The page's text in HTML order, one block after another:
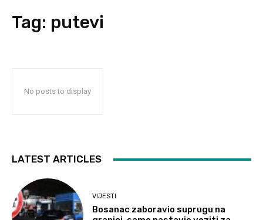
Tag: putevi
No posts to display
LATEST ARTICLES
VIJESTI
Bosanac zaboravio suprugu na